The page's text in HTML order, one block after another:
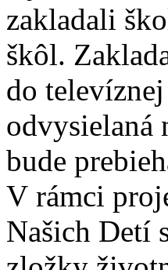
zakladali
škôl.
do
odvysielaná
bude
V rámci
Našich Detí